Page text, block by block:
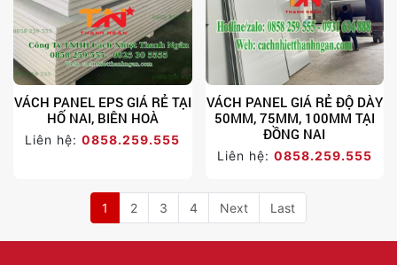
VÁCH PANEL EPS GIÁ RẺ TẠI
HỐ NAI, BIÊN HOÀ
Liên hệ:0858.259.555
VÁCH PANEL GIÁ RẺ ĐỘ DÀY
50MM, 75MM, 100MM TẠI
ĐỒNG NAI
Liên hệ: 0858.259.555
1 2 3 4 Next Last